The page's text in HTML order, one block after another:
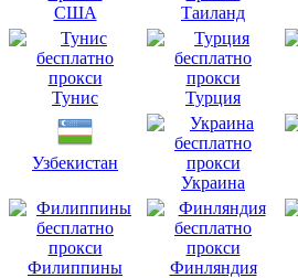
США Таиланд
Тунис Турция
Узбекистан
Украина
Филиппины Финляндия